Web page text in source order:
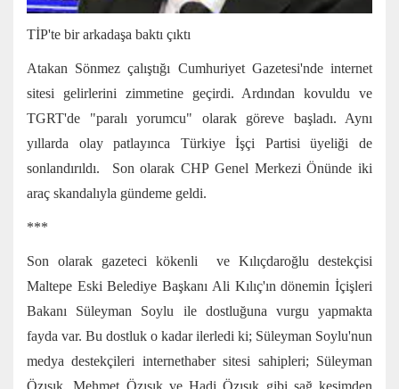
TİP'te bir arkadaşa baktı çıktı
Atakan Sönmez çalıştığı Cumhuriyet Gazetesi'nde internet
sitesi gelirlerini zimmetine geçirdi. Ardından kovuldu ve
TGRT'de "paralı yorumcu" olarak göreve başladı. Aynı
yıllarda olay patlayınca Türkiye İşçi Partisi üyeliği de
sonlandırıldı. Son olarak CHP Genel Merkezi Önünde iki
araç skandalıyla gündeme geldi.
***
Son olarak gazeteci kökenli ve Kılıçdaroğlu destekçisi
Maltepe Eski Belediye Başkanı Ali Kılıç'ın dönemin İçişleri
Bakanı Süleyman Soylu ile dostluğuna vurgu yapmakta
fayda var. Bu dostluk o kadar ilerledi ki; Süleyman Soylu'nun
medya destekçileri internethaber sitesi sahipleri; Süleyman
Özışık, Mehmet Özışık ve Hadi Özışık gibi sağ kesimden